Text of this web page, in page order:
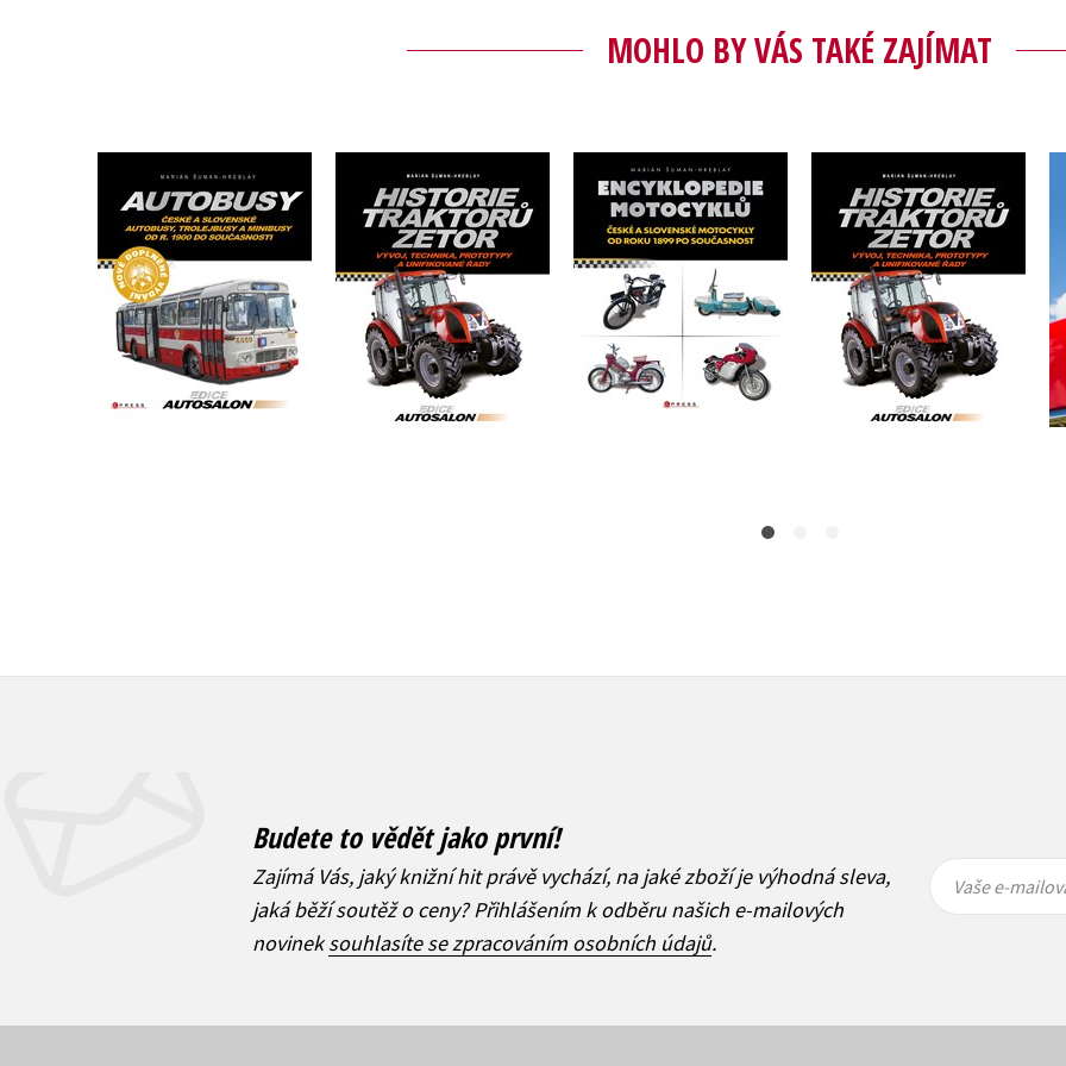
MOHLO BY VÁS TAKÉ ZAJÍMAT
Autobusy
Marián Šuman-Hreblay
Do košíku
Historie traktorů Zetor
Marián Šuman-Hreblay
Do košíku
Encyklopedie
motocyklů
Marián Šuman-Hreblay
Do košíku
Historie traktorů Zetor
Marián Šuman-Hreblay
Do košíku
Budete to vědět jako první!
Zajímá Vás, jaký knižní hit právě vychází, na jaké zboží je výhodná sleva,
jaká běží soutěž o ceny? Přihlášením k odběru našich e-mailových
novineksouhlasíte se zpracováním osobních údajů.
mailová
mailová
Vaše e-